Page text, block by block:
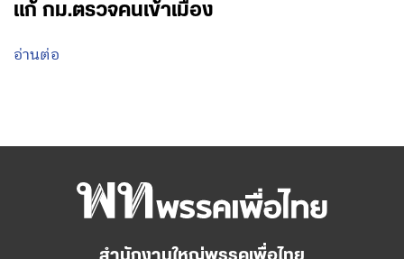
แก้ กม.ตรวจคนเข้าเมือง
อ่านต่อ